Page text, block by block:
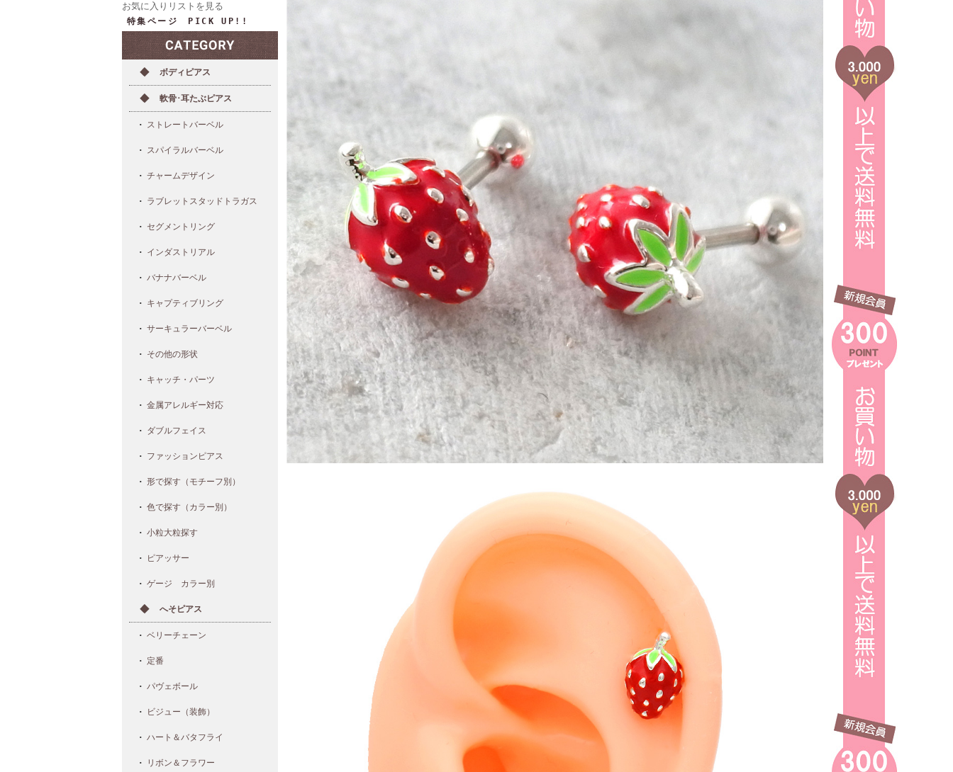
お気に入りリストを見る
特集ページ PICK UP!!
ボディピアス
軟骨･耳たぶピアス
ストレートバーベル
スパイラルバーベル
チャームデザイン
ラブレットスタッドトラガス
セグメントリング
インダストリアル
バナナバーベル
キャプティブリング
サーキュラーバーベル
その他の形状
キャッチ・パーツ
金属アレルギー対応
ダブルフェイス
ファッションピアス
形で探す（モチーフ別）
色で探す（カラー別）
小粒大粒探す
ピアッサー
ゲージ カラー別
へそピアス
ベリーチェーン
定番
パヴェボール
ビジュー（装飾）
ハート＆バタフライ
リボン＆フラワー